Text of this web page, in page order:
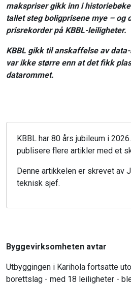
makspriser gikk inn i
tallet steg boligprisene mye – og
prisrekorder på KBBL-leiligheter.
KBBL gikk til anskaffelse av
var ikke større enn at det fikk
datarommet.
KBBL har 80 års jubileum i
publisere flere artikler med et
Denne artikkelen er skrevet av
teknisk sjef.
Byggevirksomheten avtar
Utbyggingen i Karihola fortsatte
borettslag - med 18 leiligheter -